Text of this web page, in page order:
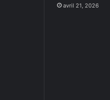
avril 21, 2026